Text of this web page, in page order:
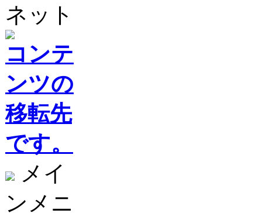
ネット
コンテ
ンツの
移転先
です。
メイ
ンメニ